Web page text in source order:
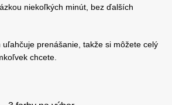
niekoľkých minút, bez ďalších
prenášanie, takže si môžete celý
chcete.